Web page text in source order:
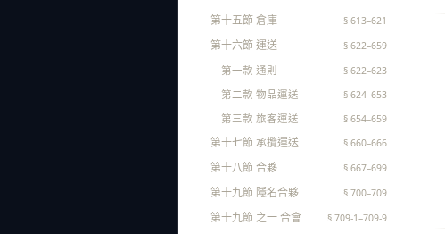
第十五節 倉庫 § 613–621
第十六節 運送 § 622–659
第一款 通則 § 622–623
第二款 物品運送 § 624–653
第三款 旅客運送 § 654–659
第十七節 承攬運送 § 660–666
第十八節 合夥 § 667–699
第十九節 隱名合夥 § 700–709
第十九節 之一 合會 § 709-1–709-9